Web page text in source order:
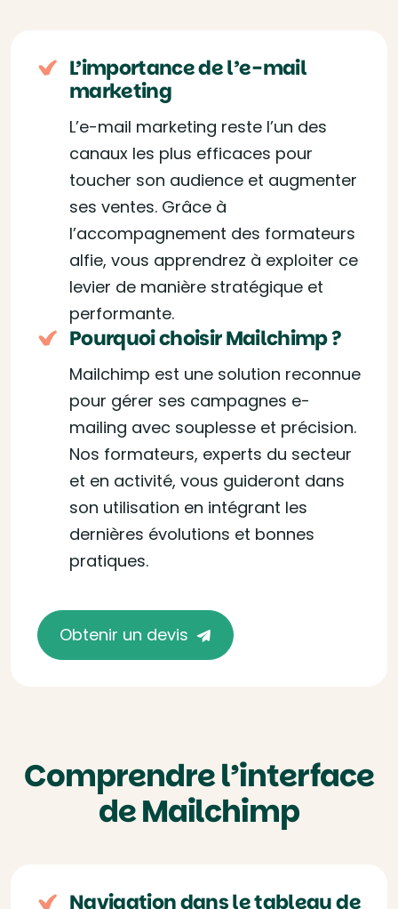
L’importance de l’e-mail
marketing
L’e-mail marketing reste l’un des
canaux les plus efficaces pour
toucher son audience et augmenter
ses ventes. Grâce à
l’accompagnement des formateurs
alfie, vous apprendrez à exploiter ce
levier de manière stratégique et
performante.
Pourquoi choisir Mailchimp ?
Mailchimp est une solution reconnue
pour gérer ses campagnes e-
mailing avec souplesse et précision.
Nos formateurs, experts du secteur
et en activité, vous guideront dans
son utilisation en intégrant les
dernières évolutions et bonnes
pratiques.
Obtenir un devis
Comprendre l’interface
de Mailchimp
Navigation dans le tableau de